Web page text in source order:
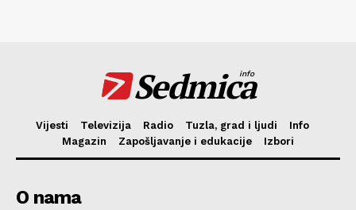
Sedmica
info
Vijesti Televizija Radio Tuzla, grad i ljudi
Info
Magazin
Zapošljavanje i edukacije Izbori
O nama